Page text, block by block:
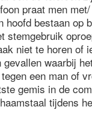
praat men
hoofd bestaan op
stemgebruik
niet te horen of
waarbij
een man of
gemis in de
tijdens